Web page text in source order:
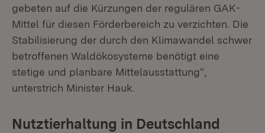
gebeten auf die Kürzungen der regulären GAK-
Mittel für diesen Förderbereich zu verzichten. Die
Stabilisierung der durch den Klimawandel schwer
betroffenen Waldökosysteme benötigt eine
stetige und planbare Mittelausstattung“,
unterstrich Minister Hauk.
Nutztierhaltung in Deutschland